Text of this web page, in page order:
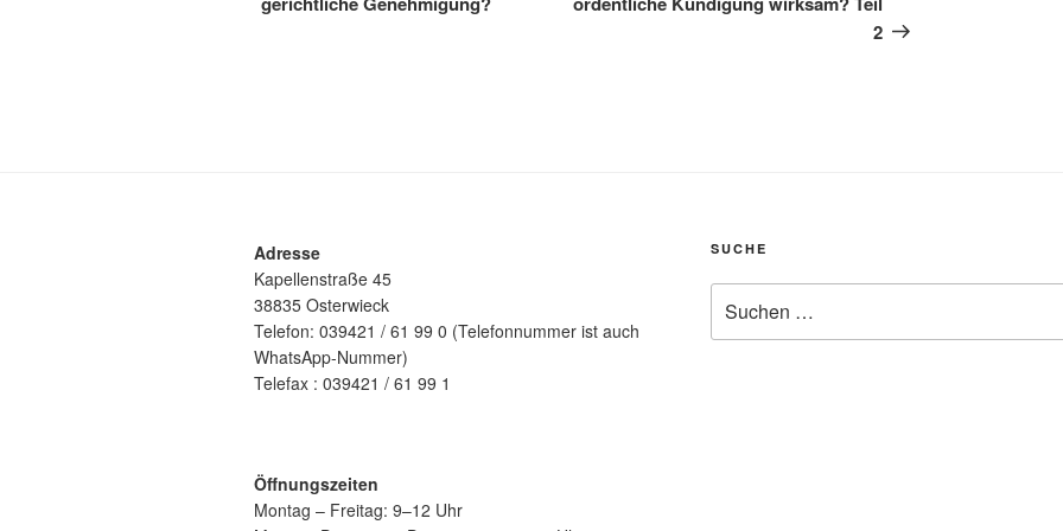
2
Adresse
Kapellenstraße 45
38835 Osterwieck
Telefon: 039421 / 61 99 0 (Telefonnummer ist auch
WhatsApp-Nummer)
Telefax : 039421 / 61 99 1
Öffnungszeiten
Montag – Freitag: 9–12 Uhr
SUCHE
nach: